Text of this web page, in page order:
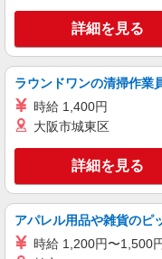
詳細を見る
ラウンドワンの清掃作業
時給 1,400円
大阪市城東区
詳細を見る
アパレル用品や雑貨のピ
時給 1,200円〜1,500